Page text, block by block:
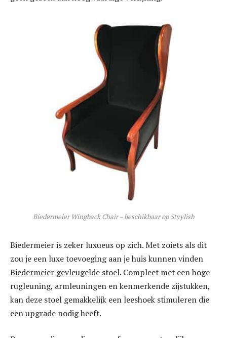
Biedermeier Wingback Chair – beschikbaar op Styylish
Biedermeier is zeker luxueus op zich. Met zoiets als dit
zou je een luxe toevoeging aan je huis kunnen vinden
Biedermeier gevleugelde stoel. Compleet met een hoge
rugleuning, armleuningen en kenmerkende zijstukken,
kan deze stoel gemakkelijk een leeshoek stimuleren die
een upgrade nodig heeft.